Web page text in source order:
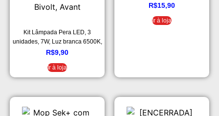
Kit Lâmpada Pera LED, 3
unidades, 7W, Luz branca 6500K,
soquete E27, Bivolt, Avant
R$9,90
Ir à loja
R$15,90
Ir à loja